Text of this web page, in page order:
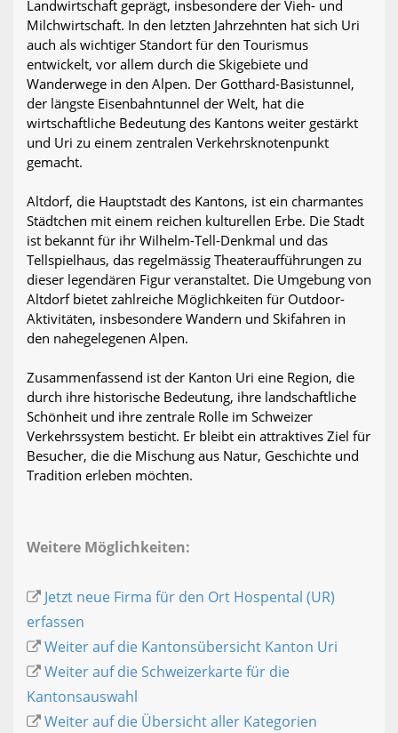
Landwirtschaft geprägt, insbesondere der Vieh- und
Milchwirtschaft. In den letzten Jahrzehnten hat sich Uri
auch als wichtiger Standort für den Tourismus
entwickelt, vor allem durch die Skigebiete und
Wanderwege in den Alpen. Der Gotthard-Basistunnel,
der längste Eisenbahntunnel der Welt, hat die
wirtschaftliche Bedeutung des Kantons weiter gestärkt
und Uri zu einem zentralen Verkehrsknotenpunkt
gemacht.
Altdorf, die Hauptstadt des Kantons, ist ein charmantes
Städtchen mit einem reichen kulturellen Erbe. Die Stadt
ist bekannt für ihr Wilhelm-Tell-Denkmal und das
Tellspielhaus, das regelmässig Theateraufführungen zu
dieser legendären Figur veranstaltet. Die Umgebung von
Altdorf bietet zahlreiche Möglichkeiten für Outdoor-
Aktivitäten, insbesondere Wandern und Skifahren in
den nahegelegenen Alpen.
Zusammenfassend ist der Kanton Uri eine Region, die
durch ihre historische Bedeutung, ihre landschaftliche
Schönheit und ihre zentrale Rolle im Schweizer
Verkehrssystem besticht. Er bleibt ein attraktives Ziel für
Besucher, die die Mischung aus Natur, Geschichte und
Tradition erleben möchten.
Weitere Möglichkeiten:
Jetzt neue Firma für den Ort Hospental (UR)
erfassen
Weiter auf die Kantonsübersicht Kanton Uri
Weiter auf die Schweizerkarte für die
Kantonsauswahl
Weiter auf die Übersicht aller Kategorien